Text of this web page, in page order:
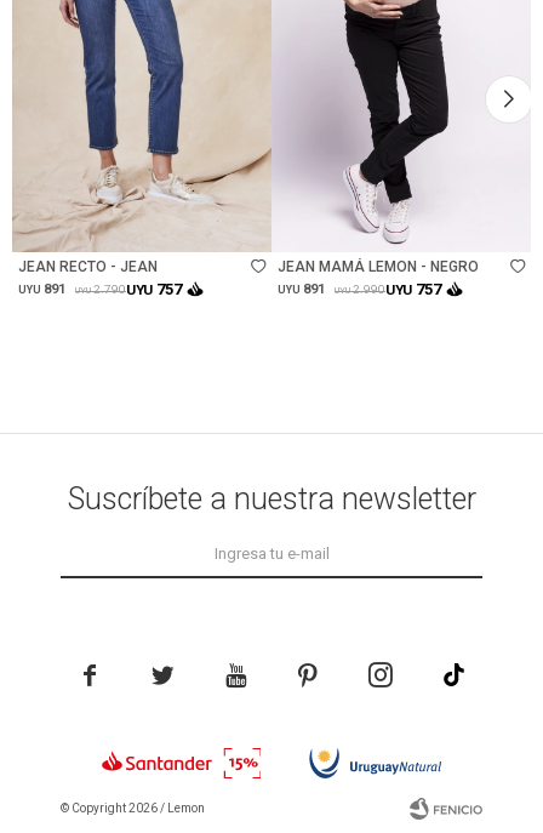
Talle
JEAN RECTO - JEAN
UYU 891 UYU 2.790UYU 757
Talle
JEAN MAMÁ LEMON - NEGRO
UYU 891 UYU 2.990UYU 757
Suscríbete a nuestra newsletter
    
© Copyright 2026 / Lemon